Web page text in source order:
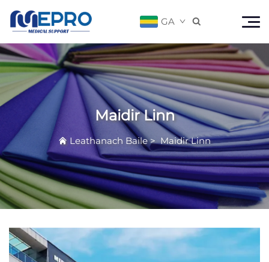
GA 
Maidir Linn
Leathanach Baile>Maidir Linn